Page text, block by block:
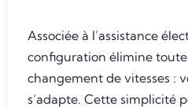
Associée à l’assistance
configuration élimine
changement de vitesses :
s’adapte. Cette simplicité